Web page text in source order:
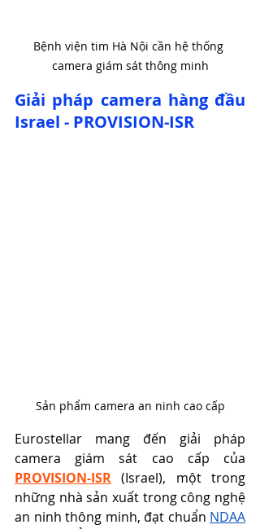
Bệnh viện tim Hà Nội cần hệ thống
camera giám sát thông minh
Giải pháp camera hàng đầu
Israel - PROVISION-ISR
Sản phẩm camera an ninh cao cấp
Eurostellar mang đến giải pháp
PROVISION-ISR (Israel), một trong
những nhà sản xuất trong công nghệ
an ninh thông minh, đạt chuẩn NDAA